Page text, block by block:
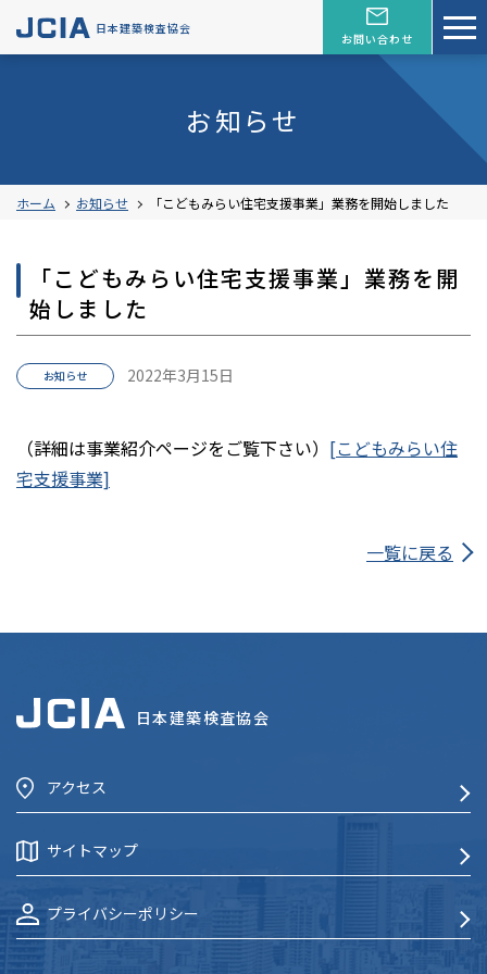
日本建築検査協会
お問い合わせ
お知らせ
ホーム お知らせ 「こどもみらい住宅支援事業」業務を開始しました
「こどもみらい住宅支援事業」業務を開
始しました
お知らせ 2022年3月15日
（詳細は事業紹介ページをご覧下さい） [こどもみらい住
宅支援事業]
一覧に戻る
日本建築検査協会
アクセス
サイトマップ
プライバシーポリシー